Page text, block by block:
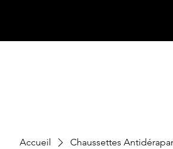
Accueil Chaussettes